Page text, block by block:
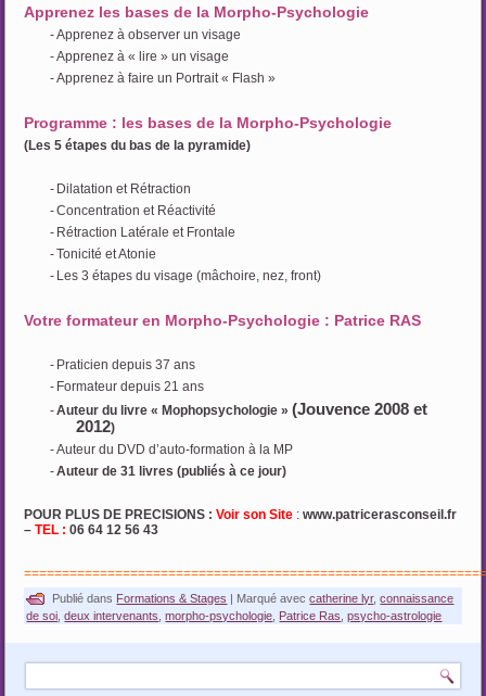
Apprenez les bases de la Morpho-Psychologie
-Apprenez à observer un visage
-Apprenez à « lire » un visage
-Apprenez à faire un Portrait « Flash »
Programme : les bases de la Morpho-Psychologie
(Les 5 étapes du bas de la pyramide)
- Dilatation et Rétraction
-Concentration et Réactivité
- Rétraction Latérale et Frontale
-Tonicité et Atonie
- Les 3 étapes du visage (mâchoire, nez, front)
Votre formateur en Morpho-Psychologie : Patrice RAS
- Praticien depuis 37 ans
- Formateur depuis 21 ans
-Auteur du livre « Mophopsychologie »(Jouvence 2008 et
2012)
-Auteur du DVD d’auto-formation à la MP
-Auteur de 31 livres (publiés à ce jour)
POUR PLUS DE PRECISIONS :Voir son Site :www.patricerasconseil.fr
–TEL : 06 64 12 56 43
Publié dans Formations & Stages | Marqué avec catherine lyr,connaissance
de soi ,deux intervenants ,morpho-psychologie Patrice Ras ,psycho-astrologie